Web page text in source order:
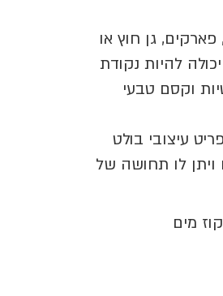
גן חוץ או
להיות נקודת
וקסם טבעי
1.2 מטר היא פריט עיצובי בולט
לו תחושה של
מים